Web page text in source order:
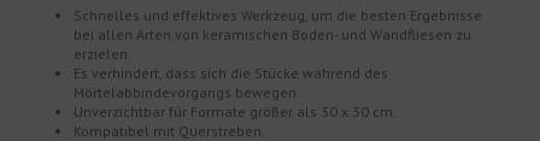
Schnelles und effektives Werkzeug, um die besten Ergebnisse
bei allen Arten von keramischen Boden- und Wandfliesen zu
erzielen.
Es verhindert, dass sich die Stücke während des
Mörtelabbindevorgangs bewegen.
Unverzichtbar für Formate größer als 30 x 30 cm.
Kompatibel mit Querstreben.